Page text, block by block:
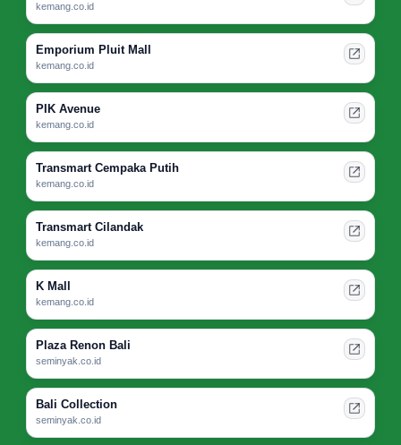
kemang.co.id
Emporium Pluit Mall
kemang.co.id
PIK Avenue
kemang.co.id
Transmart Cempaka Putih
kemang.co.id
Transmart Cilandak
kemang.co.id
K Mall
kemang.co.id
Plaza Renon Bali
seminyak.co.id
Bali Collection
seminyak.co.id